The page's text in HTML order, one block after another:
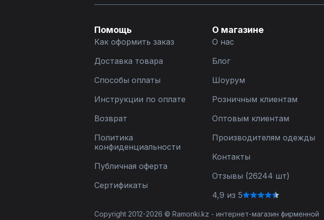
Помощь
Как оформить заказ
Доставка товара
Способы оплаты
Инструкции по оплате
Возврат
Политика
конфиденциальности
Публичная оферта
Сертификаты
О магазине
О нас
Блог
Шоурум
Розничным клиентам
Оптовым клиентам
Производителям одежды
Контакты
Отзывы (26244 шт)
4,9 из 5
Copyright 2012-2026 © Ramonki.kz - интернет-магазин фирменной